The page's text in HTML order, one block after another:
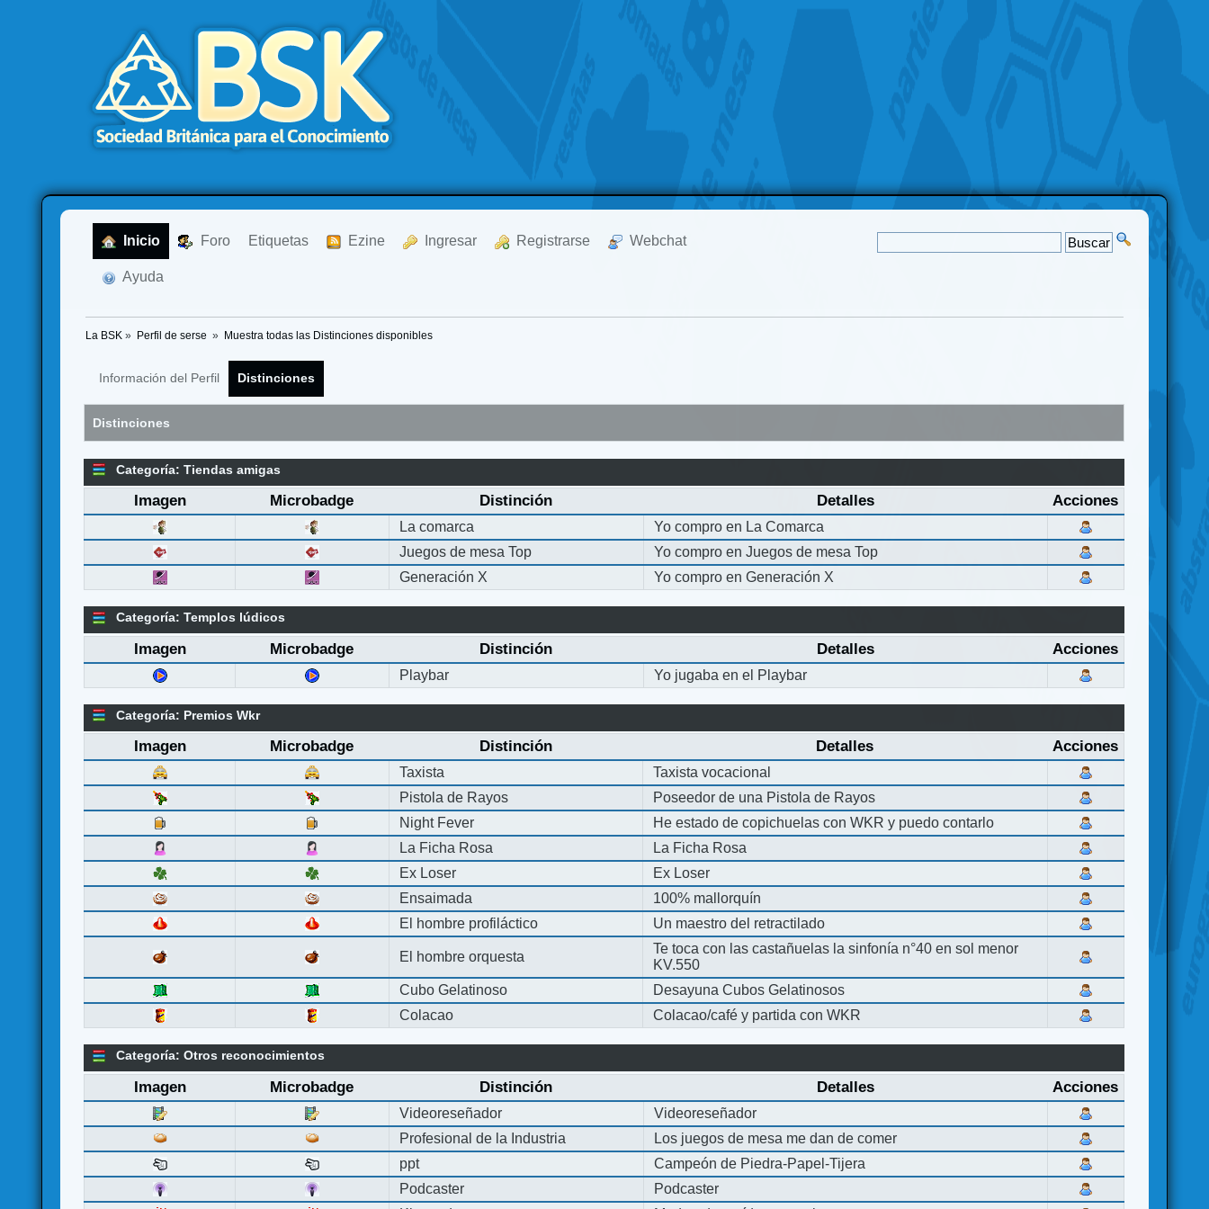
Inicio Foro Etiquetas Ezine Ingresar Registrarse Webchat
Ayuda
La BSK » Perfil de serse » Muestra todas las Distinciones disponibles
Información del Perfil Distinciones
Distinciones
Categoría: Tiendas amigas
Imagen Microbadge Distinción Detalles Acciones
La comarca
Yo compro en La Comarca
Juegos de mesa Top
Yo compro en Juegos de mesa Top
Generación X
Yo compro en Generación X
Categoría: Templos lúdicos
Imagen Microbadge Distinción Detalles Acciones
Playbar Yo jugaba en el Playbar
Categoría: Premios Wkr
Imagen Microbadge Distinción Detalles Acciones
Taxista
Taxista vocacional
Pistola de Rayos
Poseedor de una Pistola de Rayos
Night Fever
He estado de copichuelas con WKR y puedo contarlo
La Ficha Rosa
La Ficha Rosa
Ex Loser
Ex Loser
Ensaimada
100% mallorquín
El hombre profiláctico
Un maestro del retractilado
El hombre orquesta
Te toca con las castañuelas la sinfonía n°40 en sol menor
KV.550
Cubo Gelatinoso
Desayuna Cubos Gelatinosos
Colacao
Colacao/café y partida con WKR
Categoría: Otros reconocimientos
Imagen Microbadge Distinción Detalles Acciones
Videoreseñador
Videoreseñador
Profesional de la Industria
Los juegos de mesa me dan de comer
ppt
Campeón de Piedra-Papel-Tijera
Podcaster
Podcaster